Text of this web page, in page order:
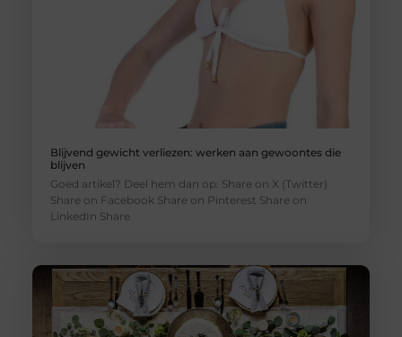
Blijvend gewicht verliezen: werken aan gewoontes die
blijven
Goed artikel? Deel hem dan op: Share on X (Twitter)
Share on Facebook Share on Pinterest Share on
LinkedIn Share